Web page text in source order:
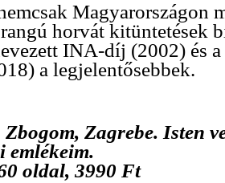
Magyarországon
horvát kitüntetések
INA-díj (2002) és
a legjelentősebbek.
Zagrebe. Isten
emlékeim.
oldal, 3990 Ft